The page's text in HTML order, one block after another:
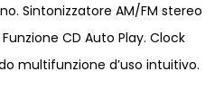
Sintonizzatore AM/FM stereo
CD Auto Play. Clock
multifunzione d’uso intuitivo.